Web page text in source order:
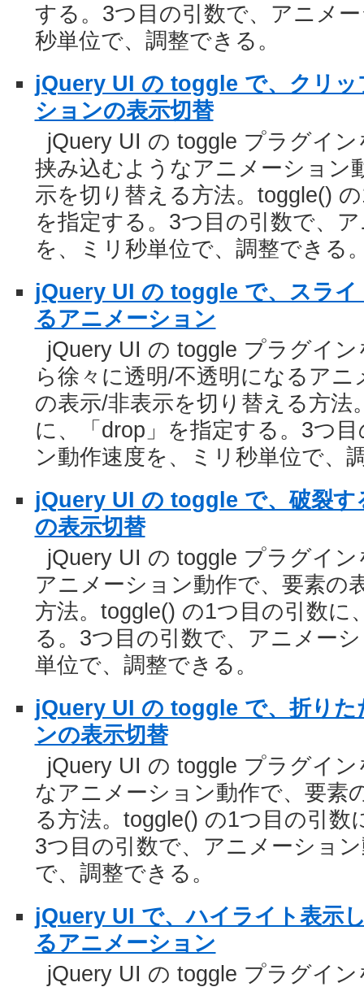
する。3つ目の引数で、アニメ
秒単位で、調整できる。
jQuery UI の toggle で、クリッ
ションの表示切替
jQuery UI の toggle プラグイ
挟み込むようなアニメーション
示を切り替える方法。toggle()
を指定する。3つ目の引数で、
を、ミリ秒単位で、調整できる
jQuery UI の toggle で、スライ
るアニメーション
jQuery UI の toggle プラグイ
ら徐々に透明/不透明になるア
の表示/非表示を切り替える方法
に、「drop」を指定する。3つ
ン動作速度を、ミリ秒単位で、
jQuery UI の toggle で、破裂す
の表示切替
jQuery UI の toggle プラグイ
アニメーション動作で、要素の
方法。toggle() の1つ目の引数に
る。3つ目の引数で、アニメー
単位で、調整できる。
jQuery UI の toggle で、折りた
ンの表示切替
jQuery UI の toggle プラグイ
なアニメーション動作で、要素
る方法。toggle() の1つ目の引数
3つ目の引数で、アニメーショ
で、調整できる。
jQuery UI で、ハイライト表示
るアニメーション
jQuery UI の toggle プラグイ